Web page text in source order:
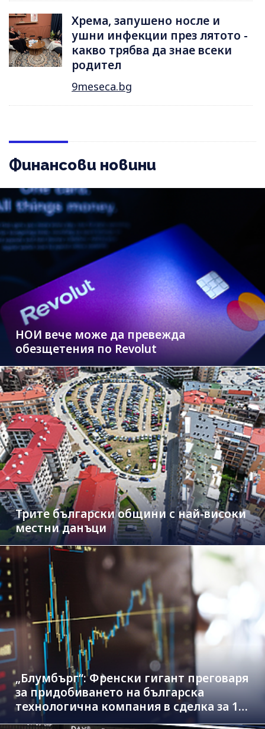
Хрема, запушено носле и
ушни инфекции през лятотo -
какво трябва да знае всеки
родител
9meseca.bg
Финансови новини
НОИ вече може да превежда
обезщетения по Revolut
Трите български общини с най-високи
местни данъци
„Блумбърг“: Френски гигант преговаря
за придобиването на българска
технологична компания в сделка за 1.3
млрд. евро